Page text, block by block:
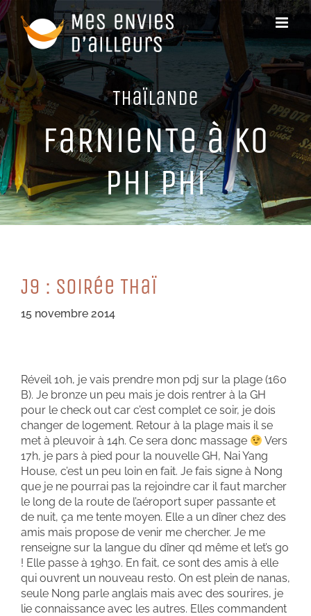
Passer
au
contenu
THaïLaNDe
FaRNieNTe à Ko
PHi PHi
J9 : SoiRée THaï
15 novembre 2014
Réveil 10h, je vais prendre mon pdj sur la plage (160
B). Je bronze un peu mais je dois rentrer à la GH
pour le check out car c’est complet ce soir, je dois
changer de logement. Retour à la plage mais il se
met à pleuvoir à 14h. Ce sera donc massage
Vers
17h, je pars à pied pour la nouvelle GH, Nai Yang
House, c’est un peu loin en fait. Je fais signe à Nong
que je ne pourrai pas la rejoindre car il faut marcher
le long de la route de l’aéroport super passante et
de nuit, ça me tente moyen. Elle a un dîner chez des
amis mais propose de venir me chercher. Je me
renseigne sur la langue du dîner qd même et let’s go
! Elle passe à 19h30. En fait, ce sont des amis à elle
qui ouvrent un nouveau resto. On est plein de nanas,
seule Nong parle anglais mais avec des sourires, je
lie connaissance avec les autres. Elles commandent